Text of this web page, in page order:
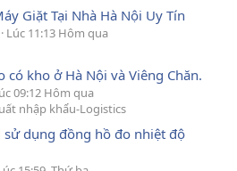
Giặt Tại Nhà Hà Nội Uy Tín
Lúc 11:13 Hôm qua
có kho ở Hà Nội và Viêng Chăn.
09:12 Hôm qua
nhập khẩu-Logistics
sử dụng đồng hồ đo nhiệt độ